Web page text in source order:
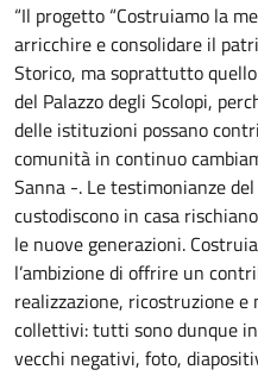
“Il progetto “Costruiamo la
arricchire e consolidare il
Storico, ma soprattutto
del Palazzo degli Scolopi,
delle istituzioni possano
comunità in continuo
Sanna -. Le testimonianze
custodiscono in casa
le nuove generazioni.
l’ambizione di offrire un
realizzazione, ricostruzione
collettivi: tutti sono dunque
vecchi negativi, foto,